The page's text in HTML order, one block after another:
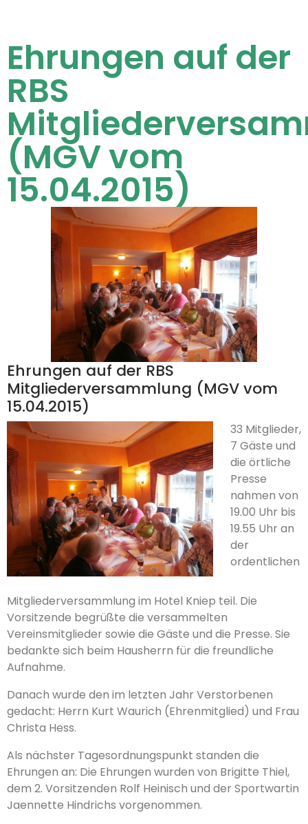
Ehrungen auf der
RBS
(MGV vom
15.04.2015)
Ehrungen auf der RBS
Mitgliederversammlung (MGV vom
15.04.2015)
33 Mitglieder,
7 Gäste und
die örtliche
Presse
nahmen von
19.00 Uhr bis
19.55 Uhr an
der
ordentlichen
Mitgliederversammlung im Hotel Kniep teil. Die
Vorsitzende begrüßte die versammelten
Vereinsmitglieder sowie die Gäste und die Presse. Sie
bedankte sich beim Hausherrn für die freundliche
Aufnahme.
Danach wurde den im letzten Jahr Verstorbenen
gedacht: Herrn Kurt Waurich (Ehrenmitglied) und Frau
Christa Hess.
Als nächster Tagesordnungspunkt standen die
Ehrungen an: Die Ehrungen wurden von Brigitte Thiel,
dem 2. Vorsitzenden Rolf Heinisch und der Sportwartin
Jaennette Hindrichs vorgenommen.